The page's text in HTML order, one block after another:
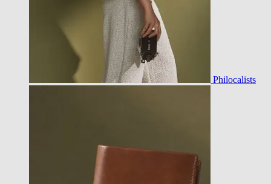
Philocalists